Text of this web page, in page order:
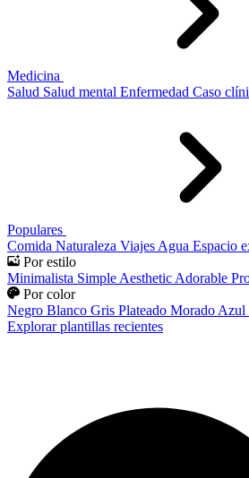
Medicina
Salud Salud mental Enfermedad Caso
Populares
Comida Naturaleza Viajes Agua Espacio
Por estilo
Minimalista Simple Aesthetic Adorable
Por color
Negro Blanco Gris Plateado Morado Azul
Explorar plantillas recientes